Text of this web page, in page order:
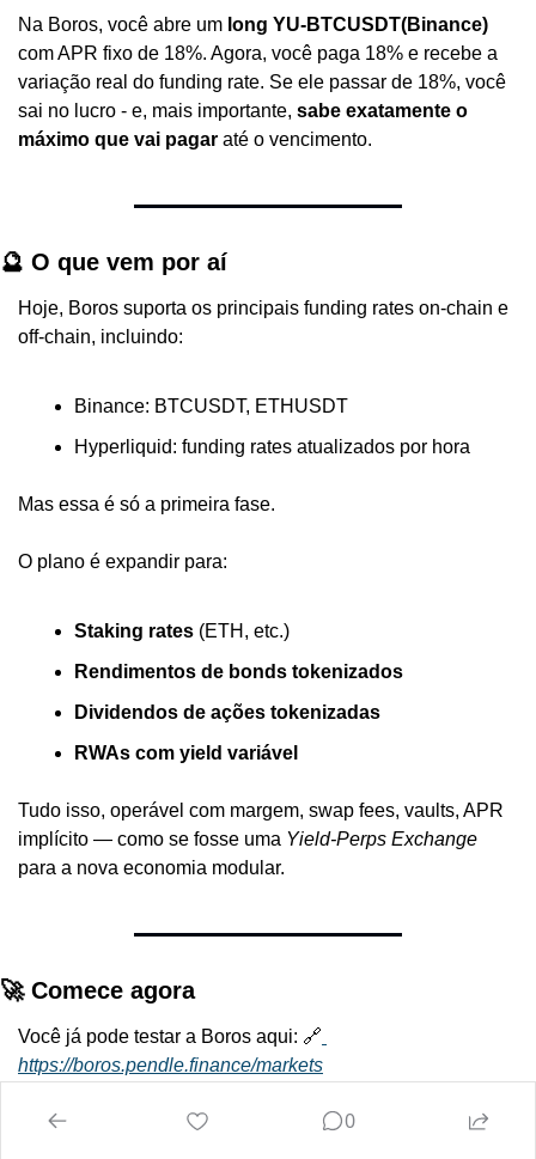
Na Boros, você abre um long YU-BTCUSDT(Binance)
com APR fixo de 18%. Agora, você paga 18% e recebe a
variação real do funding rate. Se ele passar de 18%, você
sai no lucro - e, mais importante, sabe exatamente o
máximo que vai pagar até o vencimento.
🔮 O que vem por aí
Hoje, Boros suporta os principais funding rates on-chain e
off-chain, incluindo:
Binance: BTCUSDT, ETHUSDT
Hyperliquid: funding rates atualizados por hora
Mas essa é só a primeira fase.
O plano é expandir para:
Staking rates (ETH, etc.)
Rendimentos de bonds tokenizados
Dividendos de ações tokenizadas
RWAs com yield variável
Tudo isso, operável com margem, swap fees, vaults, APR
implícito — como se fosse uma Yield-Perps Exchange
para a nova economia modular.
🚀 Comece agora
Você já pode testar a Boros aqui: 🔗
https://boros.pendle.finance/markets
A plataforma está em lançamento progressivo, com:
0